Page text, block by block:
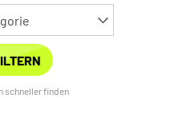
schneller finden